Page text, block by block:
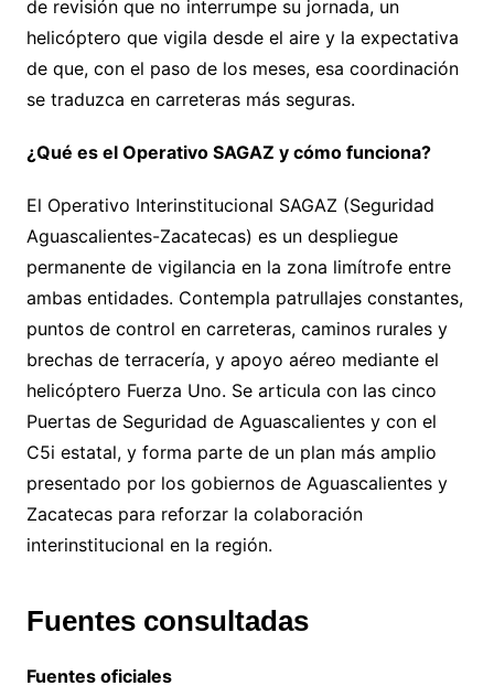
de revisión que no interrumpe su jornada, un
helicóptero que vigila desde el aire y la expectativa
de que, con el paso de los meses, esa coordinación
se traduzca en carreteras más seguras.
¿Qué es el Operativo SAGAZ y cómo funciona?
El Operativo Interinstitucional SAGAZ (Seguridad
Aguascalientes-Zacatecas) es un despliegue
permanente de vigilancia en la zona limítrofe entre
ambas entidades. Contempla patrullajes constantes,
puntos de control en carreteras, caminos rurales y
brechas de terracería, y apoyo aéreo mediante el
helicóptero Fuerza Uno. Se articula con las cinco
Puertas de Seguridad de Aguascalientes y con el
C5i estatal, y forma parte de un plan más amplio
presentado por los gobiernos de Aguascalientes y
Zacatecas para reforzar la colaboración
interinstitucional en la región.
Fuentes consultadas
Fuentes oficiales